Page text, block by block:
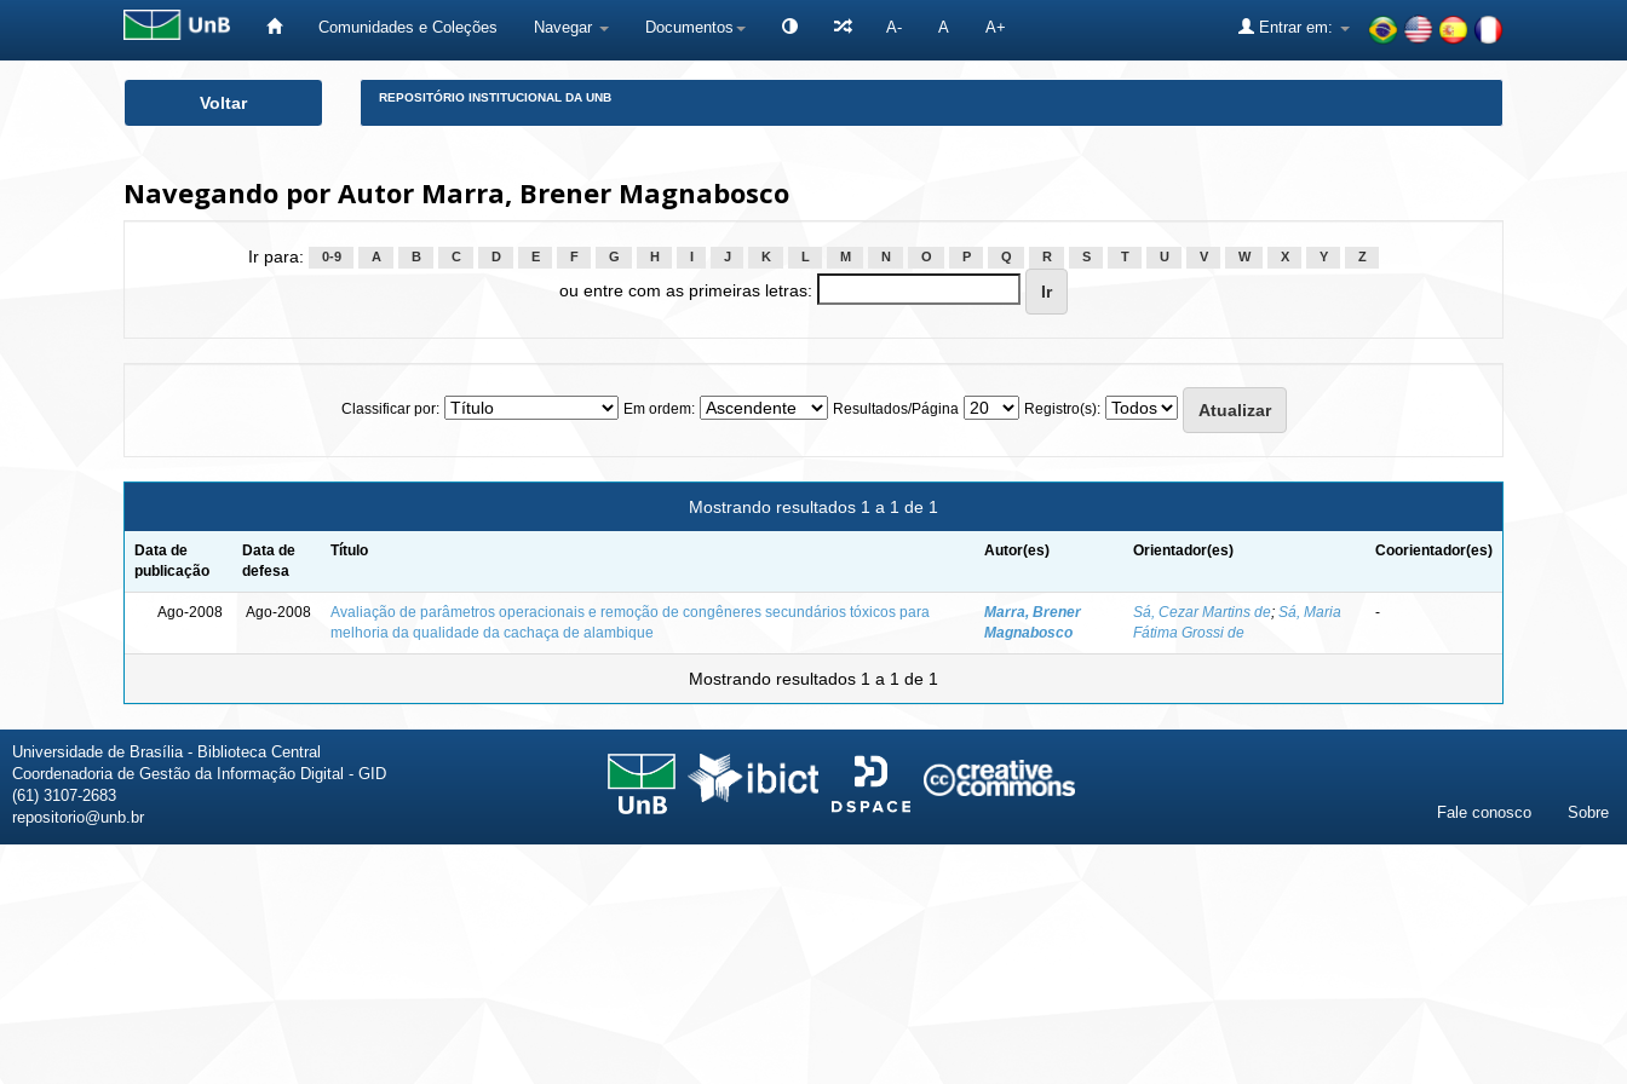
Comunidades e Coleções Navegar Documentos A- A A+ Entrar em:
Voltar REPOSITÓRIO INSTITUCIONAL DA UNB
Navegando por Autor Marra, Brener Magnabosco
Ir para: 0-9 A B C D E F G H J K L M N O P Q R S T U V W X Y Z
ou entre com as primeiras letras:
Classificar por: Em ordem: Resultados/Página Registro(s):
Mostrando resultados 1 a 1 de 1
Data de
publicação
Data de
defesa
Título Autor(es) Orientador(es) Coorientador(es)
Ago-2008 Ago-2008
Avaliação de parâmetros operacionais e remoção de congêneres secundários tóxicos para
melhoria da qualidade da cachaça de alambique
Marra, Brener
Magnabosco
Sá, Cezar Martins de; Sá, Maria
Fátima Grossi de
-
Mostrando resultados 1 a 1 de 1
Universidade de Brasília - Biblioteca Central
Coordenadoria de Gestão da Informação Digital - GID
(61) 3107-2683
repositorio@unb.br
Fale conosco Sobre